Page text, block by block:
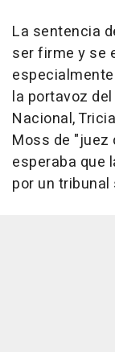
La sentencia
ser firme y se
la portavoz
Nacional,
Moss de "juez
esperaba que
por un tribunal